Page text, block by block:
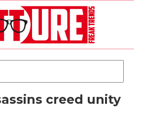
creed unity